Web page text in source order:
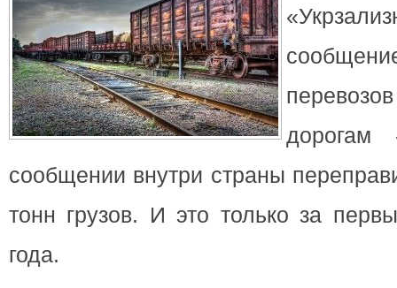
дорогам
сообщении внутри страны
тонн грузов. И это только за
года.